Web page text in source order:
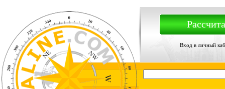
Вход в личный